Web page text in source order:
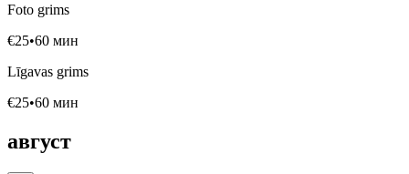
Foto grims
€25•60 мин
Līgavas grims
€25•60 мин
август